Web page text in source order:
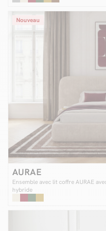
Nouveau
AURAE
Ensemble avec lit coffre AURAE
hybride